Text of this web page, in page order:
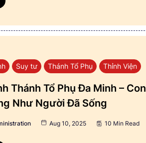
Suy tư Thánh Tổ Phụ Thỉnh Viện
Thánh Tổ Phụ Đa Minh – Con
Như Người Đã Sống
Aug 10, 2025 10 Min Read